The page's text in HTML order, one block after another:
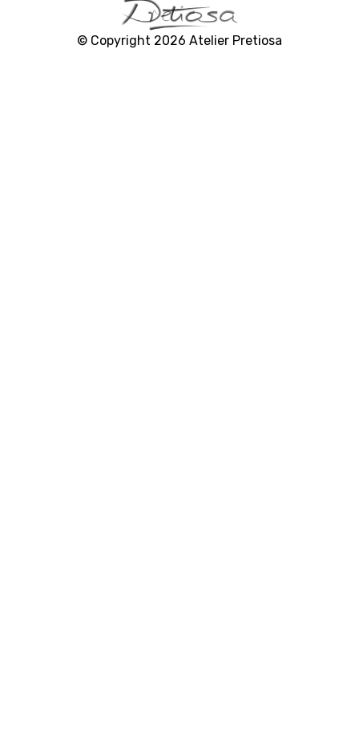
© Copyright 2026 Atelier Pretiosa